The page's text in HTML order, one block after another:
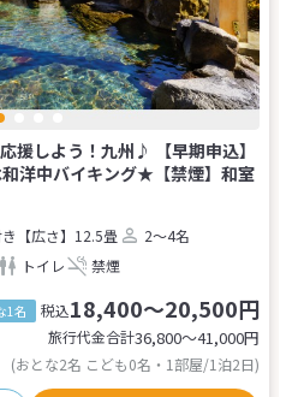
援しよう！九州♪ 【早期申込】
洋中バイキング★【禁煙】和室
【広さ】12.5畳
2～4名
トイレ 禁煙
1名 税込18,400～20,500円
旅行代金合計36,800〜41,000円
(おとな2名 こども0名・1部屋/1泊2日)